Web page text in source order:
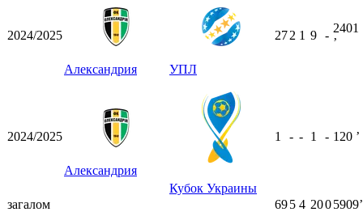
2024/2025
Александрия УПЛ
272 1 9 -
2401
ʼ
2024/2025
Александрия
Кубок Украины
1 - - 1 - 120 ʼ
загалом 695 4 2005909ʼ